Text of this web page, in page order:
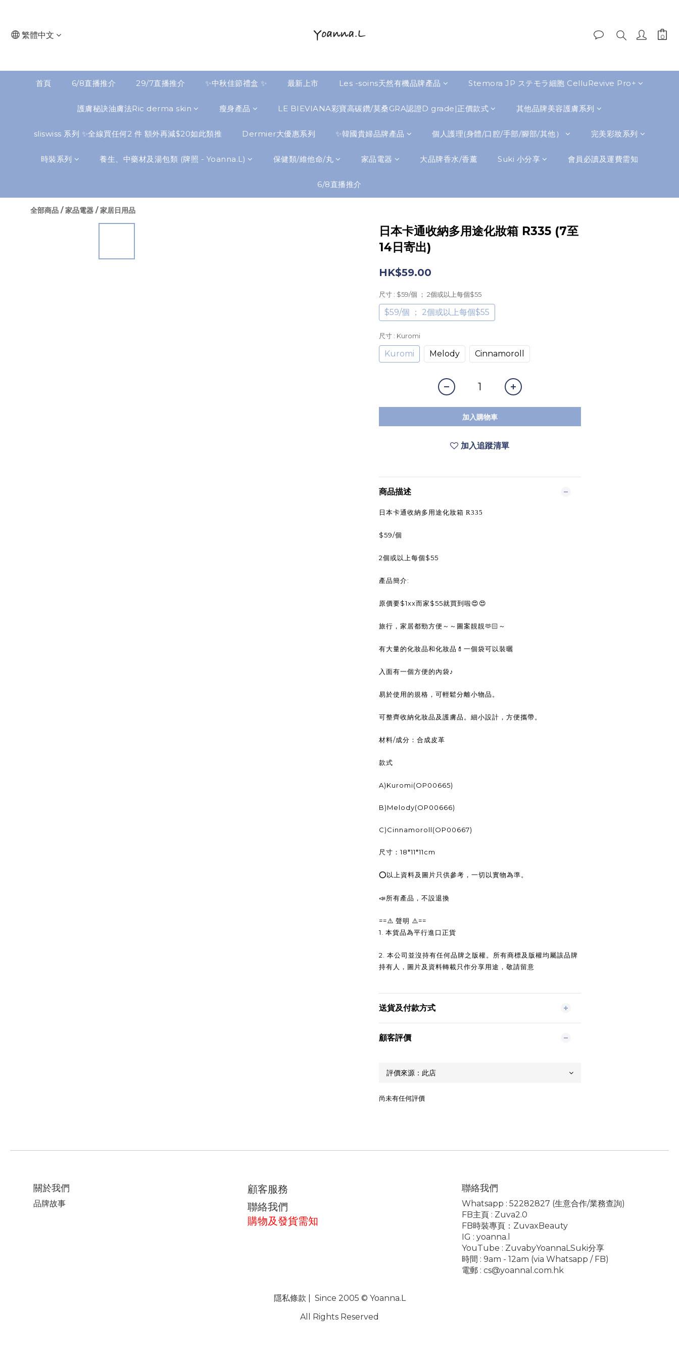
繁體中文
首頁 6/8直播推介 29/7直播推介 ✨中秋佳節禮盒 ✨ 最新上市 Les -soins天然有機品牌產品 Stemora JP ステモラ細胞 CelluRevive Pro+
護膚秘訣油膚法Ric derma skin 瘦身產品 LE BIEVIANA彩寶高碳鑽/莫桑GRA認證D grade|正價款式 其他品牌美容護膚系列
sliswiss 系列 ✨全線買任何2 件 額外再減$20如此類推 Dermier大優惠系列 ✨韓國貴婦品牌產品 個人護理(身體/口腔/手部/腳部/其他） 完美彩妝系列
時裝系列 養生、中藥材及湯包類 (牌照 - Yoanna.L) 保健類/維他命/丸 家品電器 大品牌香水/香薰 Suki 小分享 會員必讀及運費需知
6/8直播推介
全部商品 /家品電器 /家居日用品
日本卡通收納多用途化妝箱 R335 (7至
14日寄出)
HK$59.00
尺寸 : $59/個 ； 2個或以上每個$55
$59/個 ； 2個或以上每個$55
尺寸 : Kuromi
Kuromi Melody Cinnamoroll
加入購物車
加入追蹤清單
商品描述
日本卡通收納多用途化妝箱 R335
$59/個
2個或以上每個 $55
產品簡介:
原價要$1xx而家 $55就買到啦😍😍
旅行，家居都勁方便～～圖案靚靚🫶🏻 ～
有大量的化妝品和化妝品 💄 一個袋可以裝曬
入面有一個方便的內袋♪
易於使用的規格，可輕鬆分離小物品。
可整齊收納化妝品及護膚品。細小設計，方便攜帶。
材料/成分：合成皮革
款式
A)Kuromi(OP00665)
B)Melody(OP00666)
C)Cinnamoroll(OP00667)
尺寸：18*11*11cm
⭕ 以上資料及圖片只供參考，一切以實物為準。
📣所有產品，不設退換
==⚠️ 聲明 ⚠️==
1. 本貨品為平行進口正貨
2. 本公司並沒持有任何品牌之版權。所有商標及版權均屬該品牌
持有人，圖片及資料轉載只作分享用途，敬請留意
送貨及付款方式
顧客評價
尚未有任何評價
關於我們
品牌故事
顧客服務
聯絡我們
購物及發貨需知
聯絡我們
Whatsapp : 52282827 (生意合作/業務查詢)
FB主頁 : Zuva2.0
FB時裝專頁： ZuvaxBeauty
IG : yoanna.l
YouTube : ZuvabyYoannaLSuki分享
時間 : 9am - 12am (via Whatsapp / FB)
電郵 : cs@yoannal.com.hk
隱私條款 | Since 2005 © Yoanna.L
All Rights Reserved